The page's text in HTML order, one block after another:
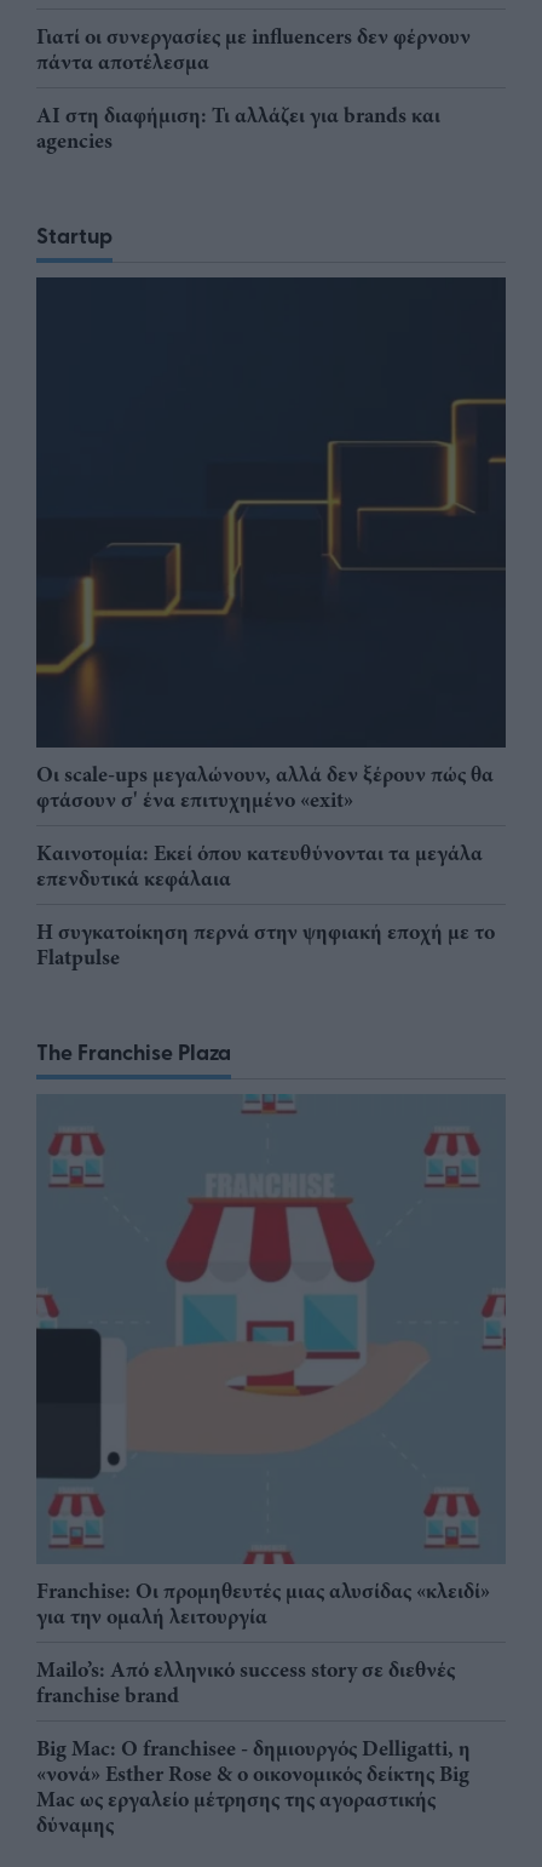
Γιατί οι συνεργασίες με influencers δεν φέρνουν
πάντα αποτέλεσμα
AI στη διαφήμιση: Τι αλλάζει για brands και
agencies
Startup
Οι scale-ups μεγαλώνουν, αλλά δεν ξέρουν πώς θα
φτάσουν σ' ένα επιτυχημένο «exit»
Καινοτομία: Εκεί όπου κατευθύνονται τα μεγάλα
επενδυτικά κεφάλαια
Η συγκατοίκηση περνά στην ψηφιακή εποχή με το
Flatpulse
The Franchise Plaza
Franchise: Οι προμηθευτές μιας αλυσίδας «κλειδί»
για την ομαλή λειτουργία
Mailo’s: Από ελληνικό success story σε διεθνές
franchise brand
Big Mac: Ο franchisee - δημιουργός Delligatti, η
«νονά» Esther Rose & ο οικονομικός δείκτης Big
Mac ως εργαλείο μέτρησης της αγοραστικής
δύναμης